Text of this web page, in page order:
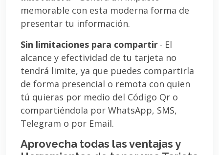
memorable con esta moderna forma de
presentar tu información.
Sin limitaciones para compartir- El
alcance y efectividad de tu tarjeta no
tendrá limite, ya que puedes compartirla
de forma presencial o remota con quien
tú quieras por medio del Código Qr o
compartiéndola por WhatsApp, SMS,
Telegram o por Email.
Aprovecha todas las ventajas y